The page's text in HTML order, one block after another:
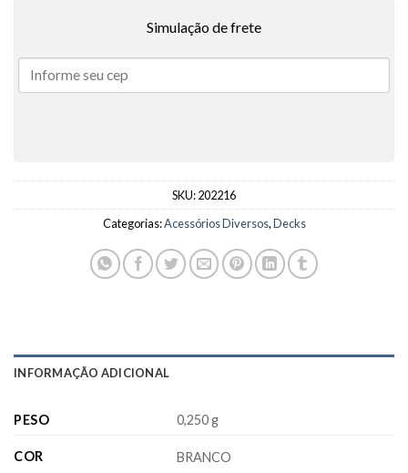
Simulação de frete
SKU:202216
Categorias:Acessórios Diversos,Decks
INFORMAÇÃO ADICIONAL
PESO 0,250 g
COR BRANCO